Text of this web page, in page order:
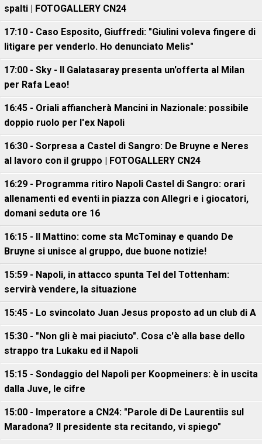
spalti | FOTOGALLERY CN24
17:10 - Caso Esposito, Giuffredi: "Giulini voleva fingere di
litigare per venderlo. Ho denunciato Melis"
17:00 - Sky - Il Galatasaray presenta un'offerta al Milan
per Rafa Leao!
16:45 - Oriali affiancherà Mancini in Nazionale: possibile
doppio ruolo per l'ex Napoli
16:30 - Sorpresa a Castel di Sangro: De Bruyne e Neres
al lavoro con il gruppo | FOTOGALLERY CN24
16:29 - Programma ritiro Napoli Castel di Sangro: orari
allenamenti ed eventi in piazza con Allegri e i giocatori,
domani seduta ore 16
16:15 - Il Mattino: come sta McTominay e quando De
Bruyne si unisce al gruppo, due buone notizie!
15:59 - Napoli, in attacco spunta Tel del Tottenham:
servirà vendere, la situazione
15:45 - Lo svincolato Juan Jesus proposto ad un club di A
15:30 - "Non gli è mai piaciuto". Cosa c'è alla base dello
strappo tra Lukaku ed il Napoli
15:15 - Sondaggio del Napoli per Koopmeiners: è in uscita
dalla Juve, le cifre
15:00 - Imperatore a CN24: "Parole di De Laurentiis sul
Maradona? Il presidente sta recitando, vi spiego"